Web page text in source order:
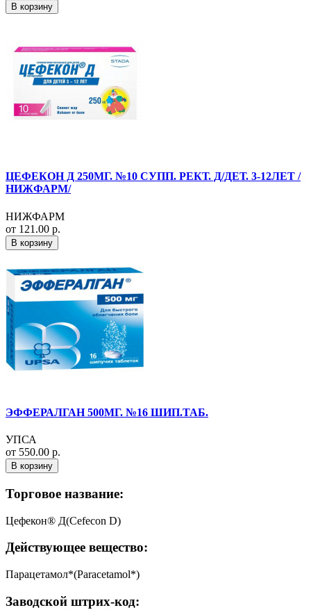
В корзину
ЦЕФЕКОН Д 250МГ. №10 СУПП. РЕКТ. Д/ДЕТ. 3-12ЛЕТ /
НИЖФАРМ/
НИЖФАРМ
от 121.00 р.
В корзину
ЭФФЕРАЛГАН 500МГ. №16 ШИП.ТАБ.
УПСА
от 550.00 р.
В корзину
Торговое название:
Цефекон® Д(Cefecon D)
Действующее вещество:
Парацетамол*(Paracetamol*)
Заводской штрих-код: